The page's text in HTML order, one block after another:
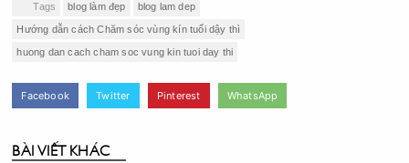
Tags blog làm đẹp blog lam dep
Hướng dẫn cách Chăm sóc vùng kín tuổi dậy thì
huong dan cach cham soc vung kin tuoi day thi
Facebook Twitter Pinterest WhatsApp
BÀI VIẾT KHÁC